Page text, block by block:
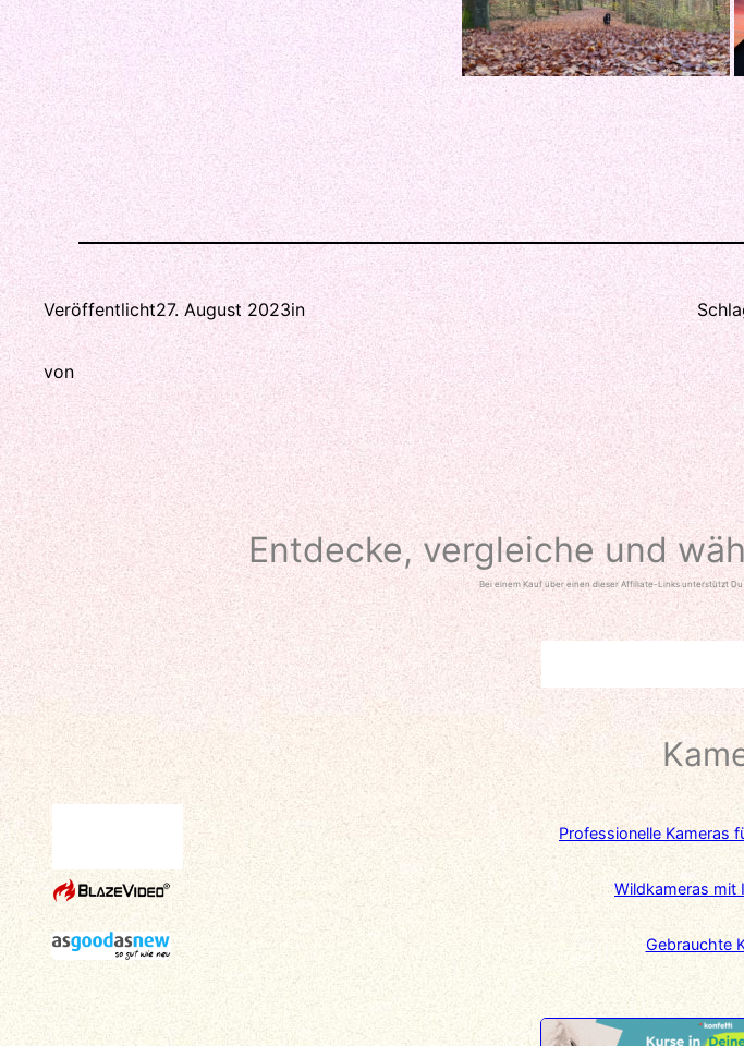
Veröffentlicht27. August 2023in
von
Entdecke, vergleiche und
Bei einem Kauf über einen dieser Affiliate-Links unterstützt
Professionelle Kameras
Wildkameras mit
Gebrauchte